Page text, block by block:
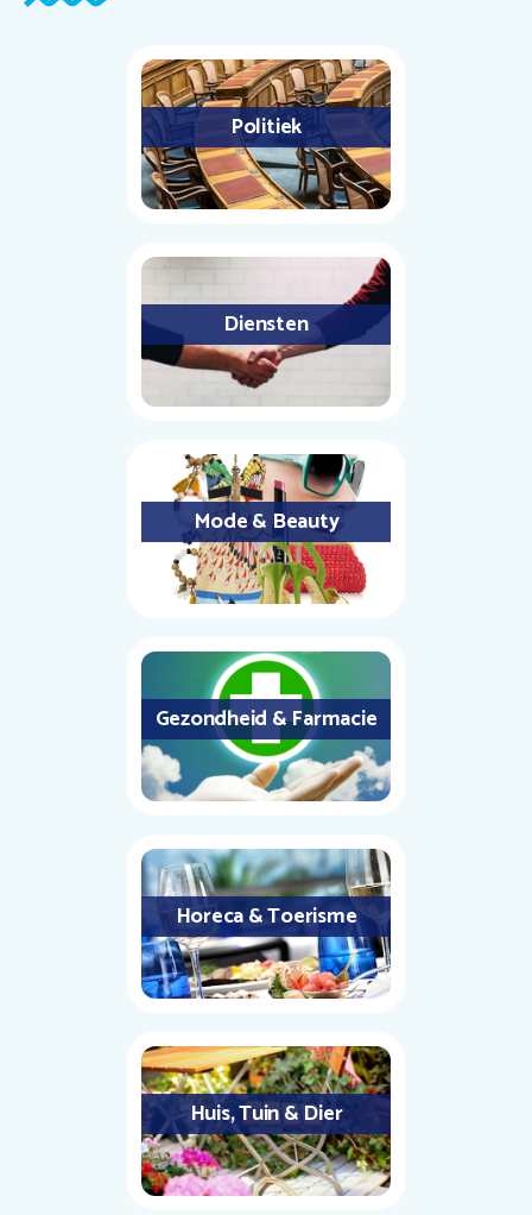
Politiek
Diensten
Mode & Beauty
Gezondheid & Farmacie
Horeca & Toerisme
Huis, Tuin & Dier